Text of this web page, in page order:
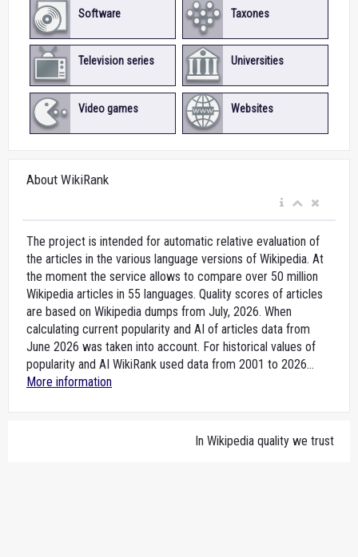
Software Taxones
Television series Universities
Video games Websites
About WikiRank
The project is intended for automatic relative evaluation of
the articles in the various language versions of Wikipedia. At
the moment the service allows to compare over 50 million
Wikipedia articles in 55 languages. Quality scores of articles
are based on Wikipedia dumps from July, 2026. When
calculating current popularity and AI of articles data from
June 2026 was taken into account. For historical values of
popularity and AI WikiRank used data from 2001 to 2026...
More information
In Wikipedia quality we trust